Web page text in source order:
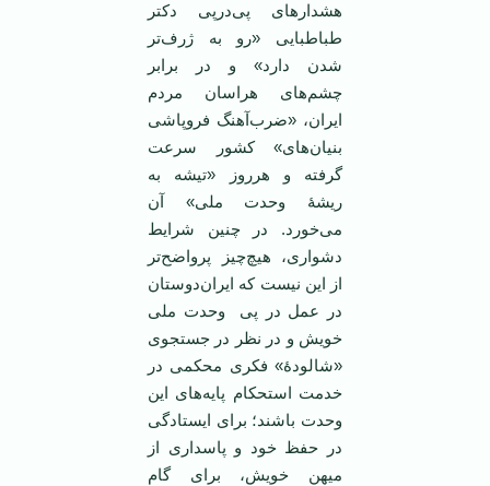
هشدارهای پی‌درپی دکتر
طباطبایی «رو به ژرف‌تر
شدن دارد» و در برابر
چشم‌های هراسان مردم
ایران، «ضرب‌آهنگ فروپاشی
بنیان‌های» کشور سرعت
گرفته و هرروز «تیشه به
ریشۀ وحدت ملی» آن
می‌خورد. در چنین شرایط
دشواری، هیچ‌چیز پرواضح‌تر
از این نیست که ایران‌دوستان
در عمل در پی وحدت ملی
خویش و در نظر در جستجوی
«شالودۀ» فکری محکمی در
خدمت استحکام پایه‌های این
وحدت باشند؛ برای ایستادگی
در حفظ خود و پاسداری از
میهن خویش، برای گام